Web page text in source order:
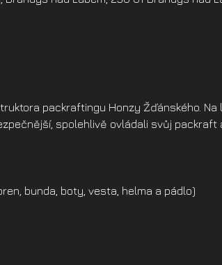
packraftingu Honzy Žďánského. Na
spolehlivě ovládali svůj packraft
bunda, boty, vesta, helma a pádlo)